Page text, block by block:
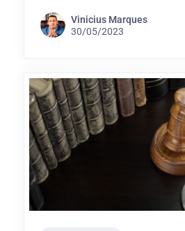
Vinicius Marques
30/05/2023